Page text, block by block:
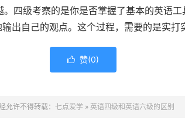
。四级考察的是你是否掌握了基本的英语
出自己的观点。这个过程，需要的是实打
 赞(0)
允许不得转载： 七点爱学 » 英语四级和英语六级的区别